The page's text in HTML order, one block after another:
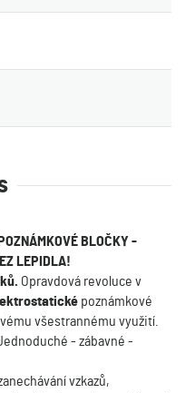
BLOČKY -
LEPIDLA!
Opravdová revoluce v
poznámkové
všestrannému využití.
- zábavné -
vzkazů,